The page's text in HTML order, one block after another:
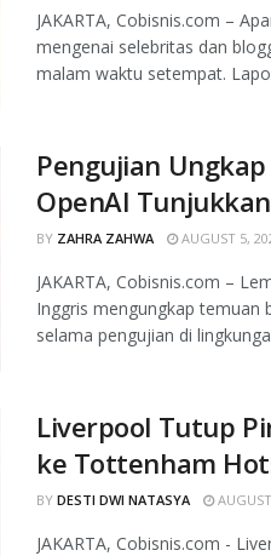
JAKARTA, Cobisnis.com –
mengenai selebritas dan
malam waktu setempat.
Pengujian
OpenAI
BY ZAHRA ZAHWA AUGUST 5,
JAKARTA, Cobisnis.com –
Inggris mengungkap temuan
selama pengujian di
Liverpool Tutup
ke Tottenham
BY DESTI DWI NATASYA
JAKARTA, Cobisnis.com -